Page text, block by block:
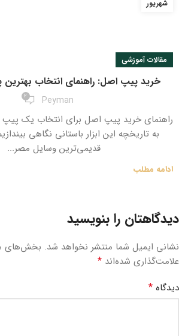
شهریور
مقالات آموزشی
خرید پیپ اصل: راهنمای انتخاب بهترین
Peyman
2
راهنمای خرید پیپ اصل برای انتخاب یک پیپ
به تاریخچه این ابزار باستانی نگاهی
قدیمی‌ترین وسایل مصر...
ادامه مطلب
دیدگاهتان را بنویسید
نشانی ایمیل شما منتشر نخواهد شد. بخش‌های
علامت‌گذاری شده‌اند *
دیدگاه *